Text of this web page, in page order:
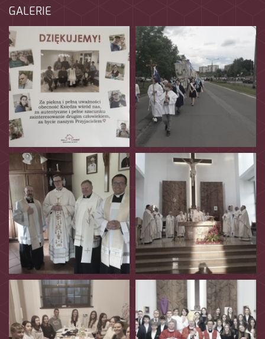
GALERIE